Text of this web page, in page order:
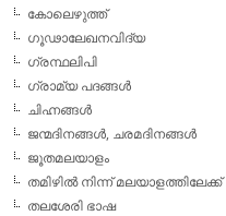
കോലെഴുത്ത്
ഗൂഢാലേഖനവിദ്യ
ഗ്രന്ഥലിപി
ഗ്രാമ്യ പദങ്ങള്‍
ചിഹ്നങ്ങള്‍
ജന്മദിനങ്ങള്‍, ചരമദിനങ്ങള്‍
ജൂതമലയാളം
തമിഴില്‍ നിന്ന് മലയാളത്തിലേക്ക്
തലശേരി ഭാഷ